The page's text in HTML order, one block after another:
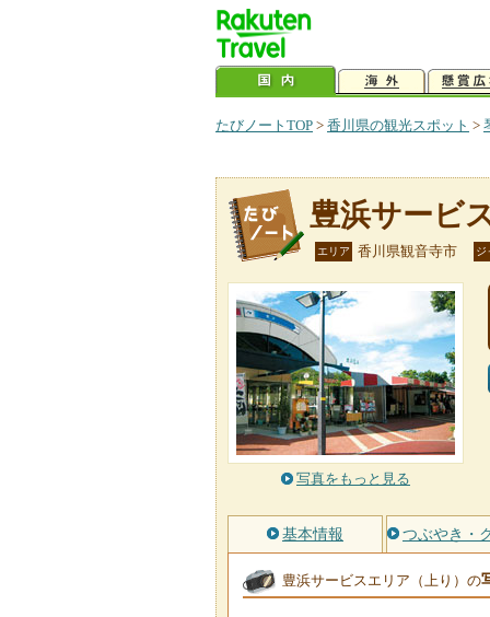
たびノートTOP > 香川県の観光スポット >
豊浜サービ
エリア 香川県観音寺市 ジ
写真をもっと見る
基本情報 つぶやき・
豊浜サービスエリア（上り）の